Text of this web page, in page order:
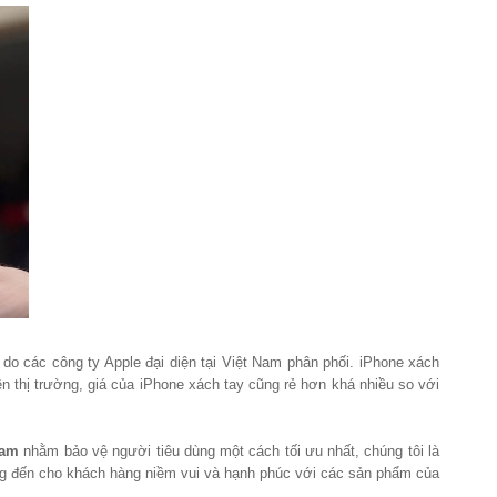
các công ty Apple đại diện tại Việt Nam phân phối. iPhone xách
trường, giá của iPhone xách tay cũng rẻ hơn khá nhiều so với
nhằm bảo vệ người tiêu dùng một cách tối ưu nhất, chúng tôi là
cho khách hàng niềm vui và hạnh phúc với các sản phẩm của